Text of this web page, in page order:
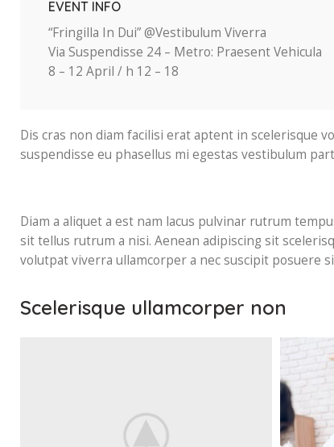
EVENT INFO
“Fringilla In Dui” @Vestibulum Viverra
Via Suspendisse 24 – Metro: Praesent Vehicula
8 – 12 April / h 12 – 18
Dis cras non diam facilisi erat aptent in scelerisque
suspendisse eu phasellus mi egestas vestibulum
Diam a aliquet a est nam lacus pulvinar rutrum
sit tellus rutrum a nisi. Aenean adipiscing sit
volutpat viverra ullamcorper a nec suscipit posuere
Scelerisque ullamcorper non